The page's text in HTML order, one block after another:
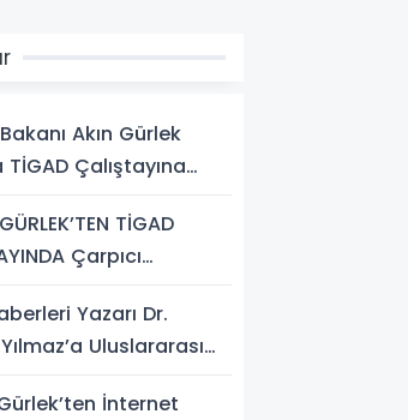
Akın Gürlek
TİGAD Çalıştayına
Düzenlemesi
TİGAD
Çarpıcı
Uyanacağız"
Yazarı Dr.
Uluslararası
İlham Ödülü
İnternet